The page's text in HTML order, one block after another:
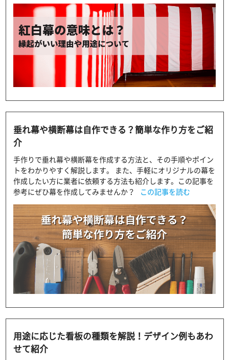
垂れ幕や横断幕は自作できる？簡単な作り方をご紹
介
手作りで垂れ幕や横断幕を作成する方法と、その手順やポイン
トをわかりやすく解説します。 また、手軽にオリジナルの幕を
作成したい方に業者に依頼する方法も紹介します。この記事を
参考にぜひ幕を作成してみませんか？
この記事を読む
用途に応じた看板の種類を解説！デザイン例もあわ
せて紹介